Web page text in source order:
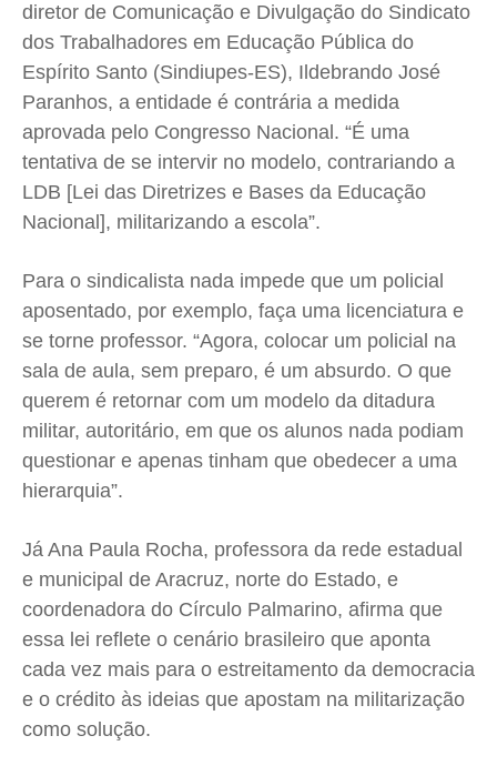
diretor de Comunicação e Divulgação do Sindicato
dos Trabalhadores em Educação Pública do
Espírito Santo (Sindiupes-ES), Ildebrando José
Paranhos, a entidade é contrária a medida
aprovada pelo Congresso Nacional. “É uma
tentativa de se intervir no modelo, contrariando a
LDB [Lei das Diretrizes e Bases da Educação
Nacional], militarizando a escola”.
Para o sindicalista nada impede que um policial
aposentado, por exemplo, faça uma licenciatura e
se torne professor. “Agora, colocar um policial na
sala de aula, sem preparo, é um absurdo. O que
querem é retornar com um modelo da ditadura
militar, autoritário, em que os alunos nada podiam
questionar e apenas tinham que obedecer a uma
hierarquia”.
Já Ana Paula Rocha, professora da rede estadual
e municipal de Aracruz, norte do Estado, e
coordenadora do Círculo Palmarino, afirma que
essa lei reflete o cenário brasileiro que aponta
cada vez mais para o estreitamento da democracia
e o crédito às ideias que apostam na militarização
como solução.